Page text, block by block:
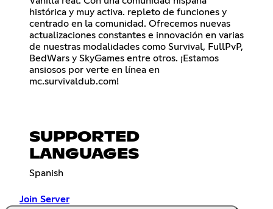
histórica y muy activa. repleto de funciones y
centrado en la comunidad. Ofrecemos nuevas
actualizaciones constantes e innovación en varias
de nuestras modalidades como Survival, FullPvP,
BedWars y SkyGames entre otros. ¡Estamos
ansiosos por verte en línea en
mc.survivaldub.com!
SUPPORTED
LANGUAGES
Spanish
Join Server